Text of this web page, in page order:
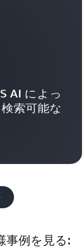
AI によっ
索可能な
お客様事例
事例を見る: